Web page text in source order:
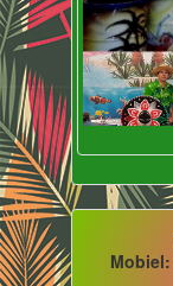
Mobiel: